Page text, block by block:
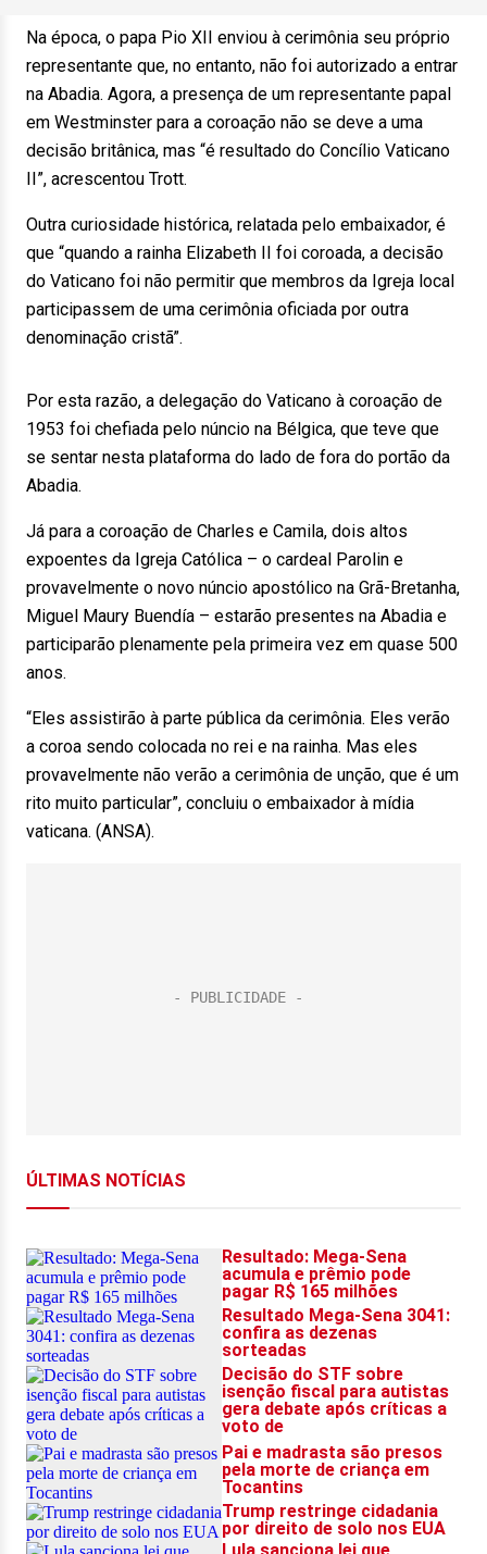
Na época, o papa Pio XII enviou à cerimônia seu próprio
representante que, no entanto, não foi autorizado a entrar
na Abadia. Agora, a presença de um representante papal
em Westminster para a coroação não se deve a uma
decisão britânica, mas “é resultado do Concílio Vaticano
II”, acrescentou Trott.
Outra curiosidade histórica, relatada pelo embaixador, é
que “quando a rainha Elizabeth II foi coroada, a decisão
do Vaticano foi não permitir que membros da Igreja local
participassem de uma cerimônia oficiada por outra
denominação cristã”.
Por esta razão, a delegação do Vaticano à coroação de
1953 foi chefiada pelo núncio na Bélgica, que teve que
se sentar nesta plataforma do lado de fora do portão da
Abadia.
Já para a coroação de Charles e Camila, dois altos
expoentes da Igreja Católica – o cardeal Parolin e
provavelmente o novo núncio apostólico na Grã-Bretanha,
Miguel Maury Buendía – estarão presentes na Abadia e
participarão plenamente pela primeira vez em quase 500
anos.
“Eles assistirão à parte pública da cerimônia. Eles verão
a coroa sendo colocada no rei e na rainha. Mas eles
provavelmente não verão a cerimônia de unção, que é um
rito muito particular”, concluiu o embaixador à mídia
vaticana. (ANSA).